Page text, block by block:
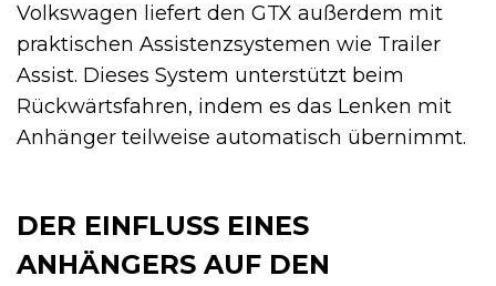
Volkswagen liefert den GTX außerdem mit
praktischen Assistenzsystemen wie Trailer
Assist. Dieses System unterstützt beim
Rückwärtsfahren, indem es das Lenken mit
Anhänger teilweise automatisch übernimmt.
DER EINFLUSS EINES
ANHÄNGERS AUF DEN